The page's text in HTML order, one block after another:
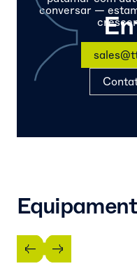
conversar —